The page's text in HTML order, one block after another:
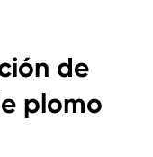
de
plomo